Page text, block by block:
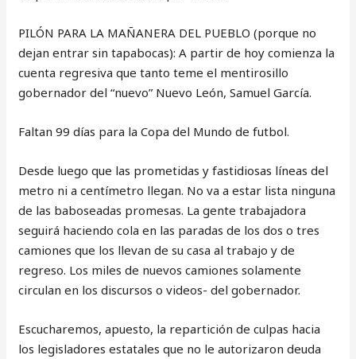
PILÓN PARA LA MAÑANERA DEL PUEBLO (porque no
dejan entrar sin tapabocas): A partir de hoy comienza la
cuenta regresiva que tanto teme el mentirosillo
gobernador del “nuevo” Nuevo León, Samuel García.
Faltan 99 días para la Copa del Mundo de futbol.
Desde luego que las prometidas y fastidiosas líneas del
metro ni a centímetro llegan. No va a estar lista ninguna
de las baboseadas promesas. La gente trabajadora
seguirá haciendo cola en las paradas de los dos o tres
camiones que los llevan de su casa al trabajo y de
regreso. Los miles de nuevos camiones solamente
circulan en los discursos o videos- del gobernador.
Escucharemos, apuesto, la repartición de culpas hacia
los legisladores estatales que no le autorizaron deuda